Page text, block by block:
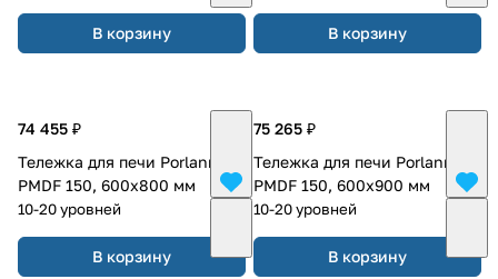
В корзину В корзину
74 455 ₽
Тележка для печи Porlanmaz
PMDF 150, 600х800 мм
10-20 уровней
В корзину
75 265 ₽
Тележка для печи Porlanmaz
PMDF 150, 600х900 мм
10-20 уровней
В корзину